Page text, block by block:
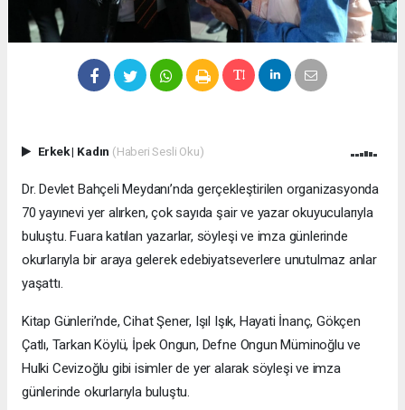
Erkek| Kadın (Haberi Sesli Oku)
Dr. Devlet Bahçeli Meydanı’nda gerçekleştirilen organizasyonda
70 yayınevi yer alırken, çok sayıda şair ve yazar okuyucularıyla
buluştu. Fuara katılan yazarlar, söyleşi ve imza günlerinde
okurlarıyla bir araya gelerek edebiyatseverlere unutulmaz anlar
yaşattı.
Kitap Günleri’nde, Cihat Şener, Işıl Işık, Hayati İnanç, Gökçen
Çatlı, Tarkan Köylü, İpek Ongun, Defne Ongun Müminoğlu ve
Hulki Cevizoğlu gibi isimler de yer alarak söyleşi ve imza
günlerinde okurlarıyla buluştu.